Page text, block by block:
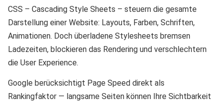
CSS – Cascading Style Sheets – steuern die gesamte
Darstellung einer Website: Layouts, Farben, Schriften,
Animationen. Doch überladene Stylesheets bremsen
Ladezeiten, blockieren das Rendering und verschlechtern
die User Experience.
Google berücksichtigt Page Speed direkt als
Rankingfaktor — langsame Seiten können Ihre Sichtbarkeit